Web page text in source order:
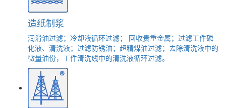
造纸制浆
润滑油过滤；冷却液循环过滤； 回收贵重金属；过滤工件磷
化液、清洗液；过滤防锈油；超精煤油过滤；去除清洗液中的
微量油份，工件清洗线中的清洗液循环过滤。